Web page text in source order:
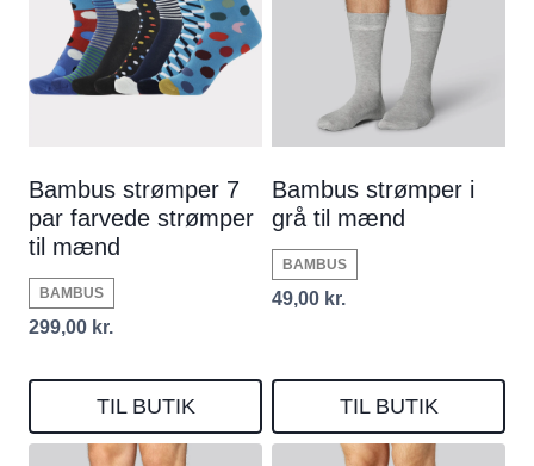
Bambus strømper 7
par farvede strømper
til mænd
BAMBUS
299,00 kr.
TIL BUTIK
Bambus strømper i
grå til mænd
BAMBUS
49,00 kr.
TIL BUTIK